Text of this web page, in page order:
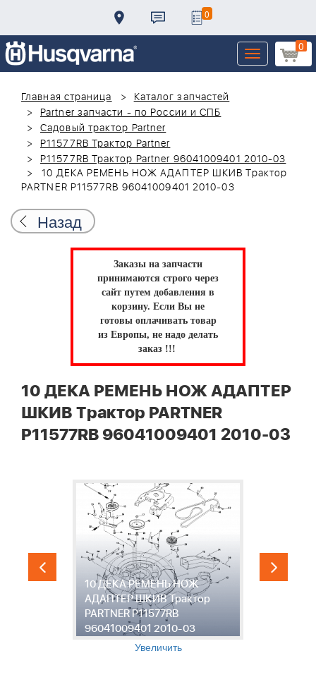
0
0
Toggle
navigation
Главная страница
Каталог запчастей
Partner запчасти - по России и СПБ
Садовый трактор Partner
P11577RB Трактор Partner
P11577RB Трактор Partner 96041009401 2010-03
10 ДЕКА РЕМЕНЬ НОЖ АДАПТЕР ШКИВ Трактор
PARTNER P11577RB 96041009401 2010-03
Назад
Заказы на запчасти
принимаются строго через
сайт путем добавления в
корзину. Если Вы не
готовы оплачивать товар
из Европы, не надо делать
заказ !!!
10 ДЕКА РЕМЕНЬ НОЖ АДАПТЕР
ШКИВ Трактор PARTNER
P11577RB 96041009401 2010-03
10 ДЕКА РЕМЕНЬ НОЖ
АДАПТЕР ШКИВ Трактор
PARTNER P11577RB
96041009401 2010-03
Увеличить